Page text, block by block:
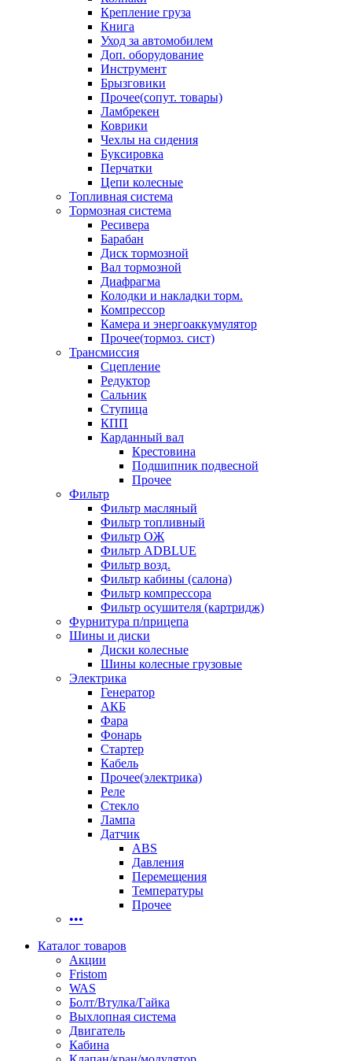
Крепление груза
Книга
Уход за автомобилем
Доп. оборудование
Инструмент
Брызговики
Прочее(сопут. товары)
Ламбрекен
Коврики
Чехлы на сидения
Буксировка
Перчатки
Цепи колесные
Топливная система
Тормозная система
Ресивера
Барабан
Диск тормозной
Вал тормозной
Диафрагма
Колодки и накладки торм.
Компрессор
Камера и энергоаккумулятор
Прочее(тормоз. сист)
Трансмиссия
Сцепление
Редуктор
Сальник
Ступица
КПП
Карданный вал
Крестовина
Подшипник подвесной
Прочее
Фильтр
Фильтр масляный
Фильтр топливный
Фильтр ОЖ
Фильтр ADBLUE
Фильтр возд.
Фильтр кабины (салона)
Фильтр компрессора
Фильтр осушителя (картридж)
Фурнитура п/прицепа
Шины и диски
Диски колесные
Шины колесные грузовые
Электрика
Генератор
АКБ
Фара
Фонарь
Стартер
Кабель
Прочее(электрика)
Реле
Стекло
Лампа
Датчик
ABS
Давления
Перемещения
Температуры
Прочее
•••
Каталог товаров
Акции
Fristom
WAS
Болт/Втулка/Гайка
Выхлопная система
Двигатель
Кабина